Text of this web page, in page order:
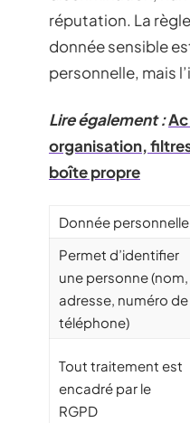
réputation. La
donnée sensible
personnelle, mais
Lire également :
organisation,
boîte propre
Donnée personnelle
Permet d’identifier
une personne (nom,
adresse, numéro de
téléphone)
Tout traitement est
encadré par le
RGPD